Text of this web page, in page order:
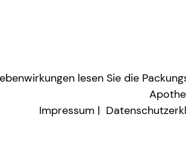
lesen Sie die
Impressum